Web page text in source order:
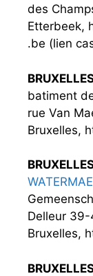
des
Etterbeek,
.be (lien
batiment
rue Van
Bruxelles,
Delleur 39-
Bruxelles,